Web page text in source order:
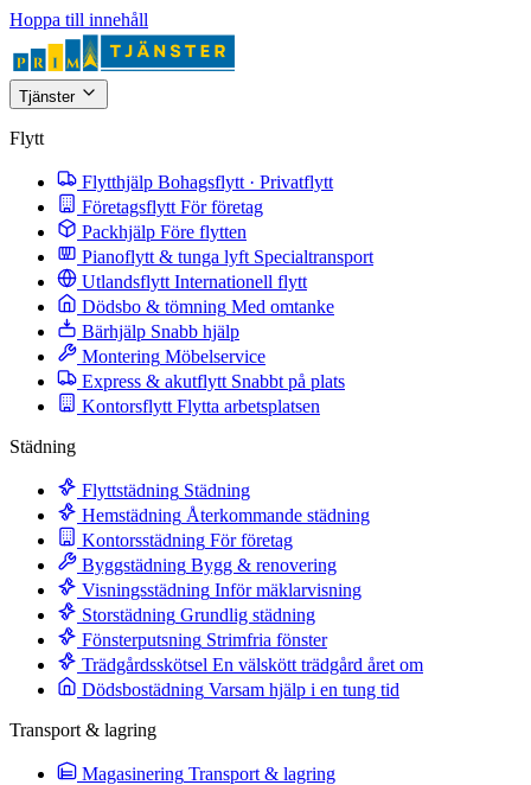
Hoppa till innehåll
Tjänster
Flytt
Flytthjälp Bohagsflytt · Privatflytt
Företagsflytt För företag
Packhjälp Före flytten
Pianoflytt & tunga lyft Specialtransport
Utlandsflytt Internationell flytt
Dödsbo & tömning Med omtanke
Bärhjälp Snabb hjälp
Montering Möbelservice
Express & akutflytt Snabbt på plats
Kontorsflytt Flytta arbetsplatsen
Städning
Flyttstädning Städning
Hemstädning Återkommande städning
Kontorsstädning För företag
Byggstädning Bygg & renovering
Visningsstädning Inför mäklarvisning
Storstädning Grundlig städning
Fönsterputsning Strimfria fönster
Trädgårdsskötsel En välskött trädgård året om
Dödsbostädning Varsam hjälp i en tung tid
Transport & lagring
Magasinering Transport & lagring